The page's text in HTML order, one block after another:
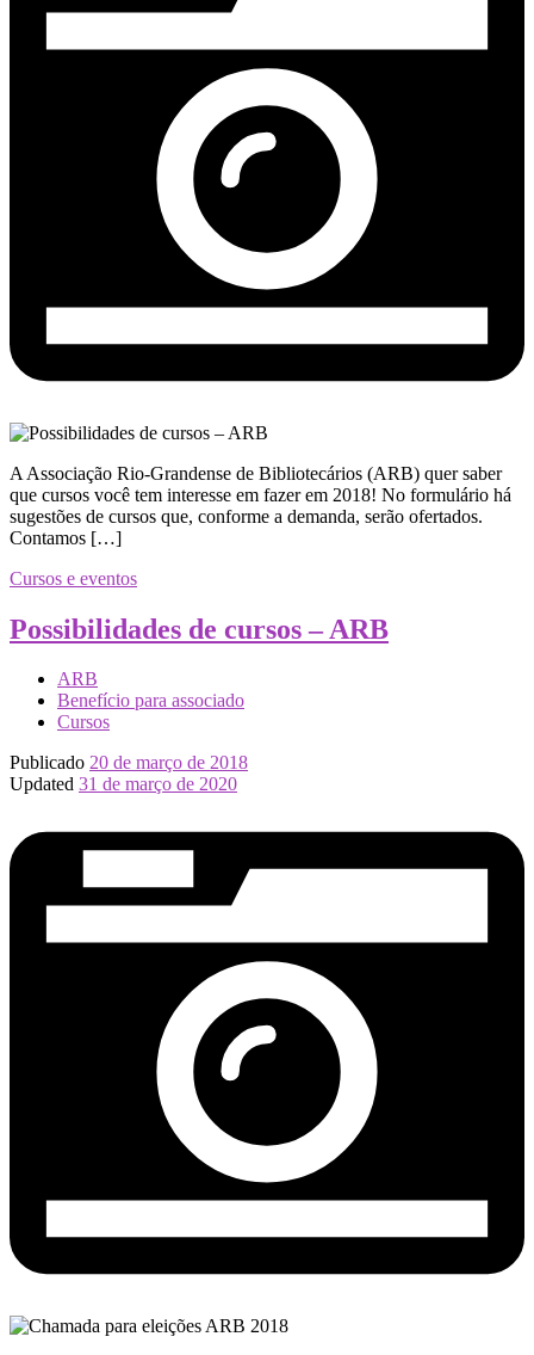
A Associação Rio-Grandense de Bibliotecários (ARB) quer saber
que cursos você tem interesse em fazer em 2018! No formulário há
sugestões de cursos que, conforme a demanda, serão ofertados.
Contamos […]
Cursos e eventos
Possibilidades de cursos – ARB
ARB
Benefício para associado
Cursos
Publicado 20 de março de 2018
Updated 31 de março de 2020